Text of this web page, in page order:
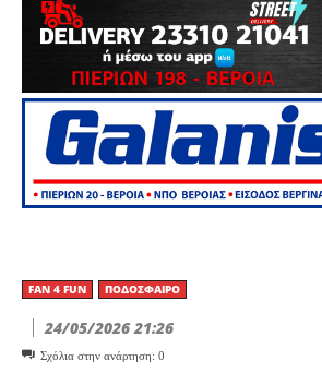
FAN 4 FUN ΠΟΔΌΣΦΑΙΡΟ
24/05/2026 21:26
Σχόλια στην ανάρτηση: 0